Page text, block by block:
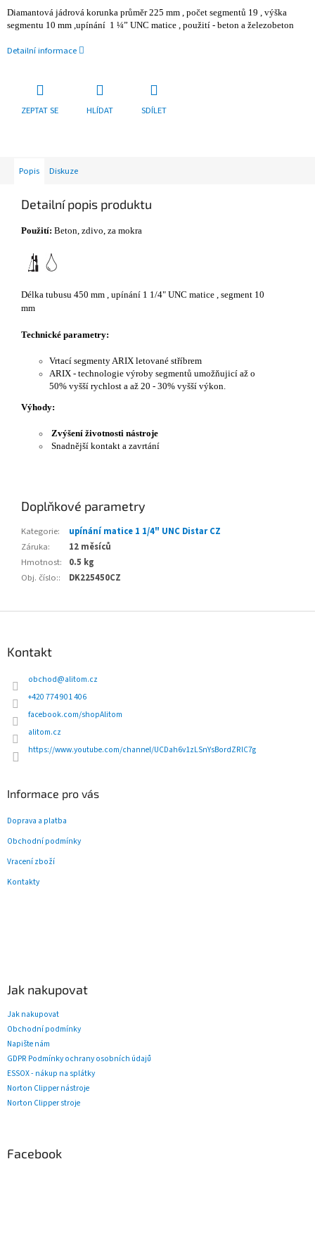
Diamantová jádrová korunka průměr 225 mm , počet segmentů 19 , výška
segmentu 10 mm ,upínání 1 ¼” UNC matice , použití - beton a železobeton
Detailní informace
ZEPTAT SE HLÍDAT SDÍLET
Popis Diskuze
Detailní popis produktu
Použití: Beton, zdivo, za mokra
Délka tubusu 450 mm , upínání 1 1/4" UNC matice , segment 10
mm
Technické parametry:
Vrtací segmenty ARIX letované stříbrem
ARIX - technologie výroby segmentů umožňujicí až o
50% vyšší rychlost a až 20 - 30% vyšší výkon.
Výhody:
Zvýšení životnosti nástroje
Snadnější kontakt a zavrtání
Doplňkové parametry
Kategorie:
upínání matice 1 1/4" UNC Distar CZ
Záruka:
12 měsíců
Hmotnost:
0.5 kg
Obj. číslo:: DK225450CZ
Kontakt
obchod@alitom.cz
+420 774 901 406
facebook.com/shopAlitom
alitom.cz
https://www.youtube.com/channel/UCDah6v1zLSnYsBordZRlC7g
Informace pro vás
Doprava a platba
Obchodní podmínky
Vracení zboží
Kontakty
Jak nakupovat
Jak nakupovat
Obchodní podmínky
Napište nám
GDPR Podmínky ochrany osobních údajů
ESSOX - nákup na splátky
Norton Clipper nástroje
Norton Clipper stroje
Facebook